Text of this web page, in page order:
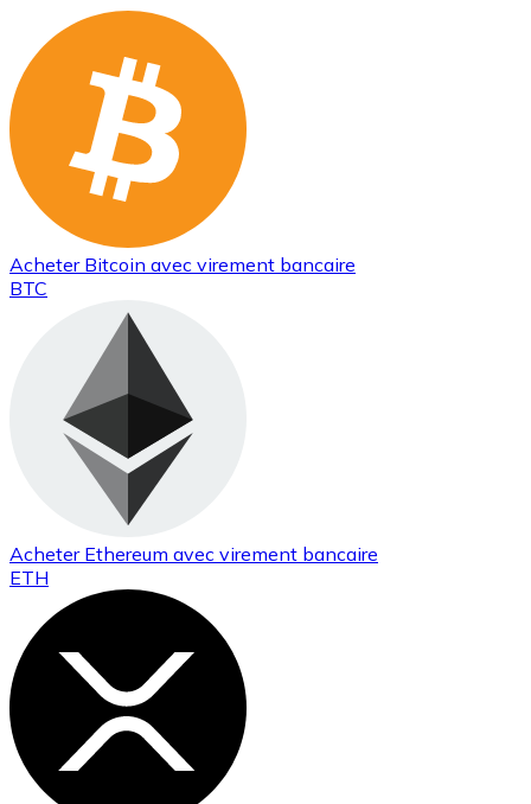
Acheter Bitcoin avec virement bancaire
BTC
Acheter Ethereum avec virement bancaire
ETH